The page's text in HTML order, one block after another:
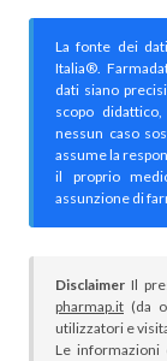
La fonte dei
Italia®.
dati siano
scopo
nessun caso
assume la
il proprio
assunzione di
Disclaimer Il
pharmap.it (da
utilizzatori e
Le informazioni